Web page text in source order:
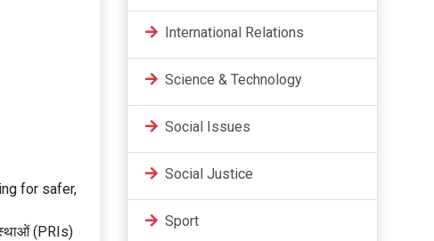
for safer,
(PRIs)
International Relations
Science & Technology
Social Issues
Social Justice
Sport